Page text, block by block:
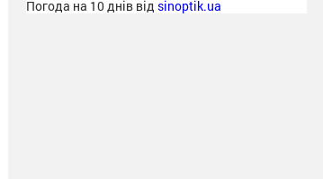
Погода на 10 днів від sinoptik.ua